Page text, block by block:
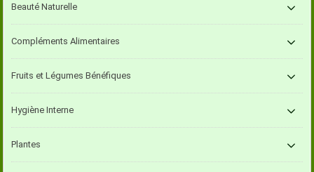
Beauté Naturelle
Compléments Alimentaires
Fruits et Légumes Bénéfiques
Hygiène Interne
Plantes